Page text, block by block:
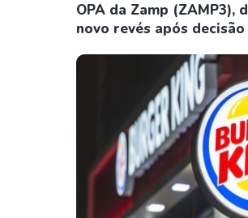
OPA da Zamp (ZAMP3),
novo revés após